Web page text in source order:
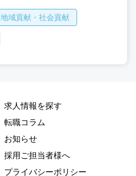
地域貢献・社会貢献
求人情報を探す
転職コラム
お知らせ
採用ご担当者様へ
プライバシーポリシー